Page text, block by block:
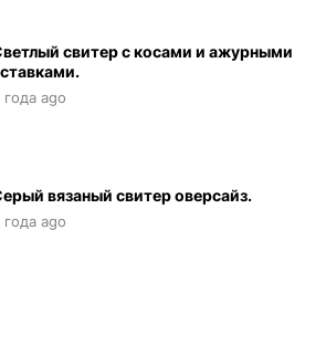
свитер с косами и ажурными
года ago
вязаный свитер оверсайз.
года ago